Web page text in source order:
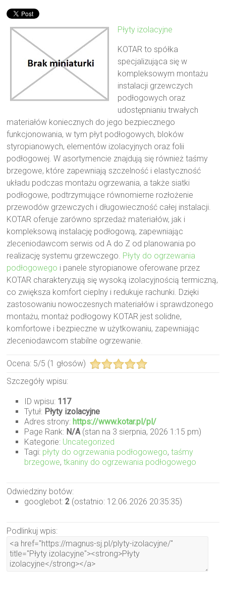
Płyty izolacyjne
KOTAR to spółka
specjalizująca się w
kompleksowym montażu
instalacji grzewczych
podłogowych oraz
udostępnianiu trwałych
materiałów koniecznych do jego bezpiecznego
funkcjonowania, w tym płyt podłogowych, bloków
styropianowych, elementów izolacyjnych oraz folii
podłogowej. W asortymencie znajdują się również taśmy
brzegowe, które zapewniają szczelność i elastyczność
układu podczas montażu ogrzewania, a także siatki
podłogowe, podtrzymujące równomierne rozłożenie
przewodów grzewczych i długowieczność całej instalacji.
KOTAR oferuje zarówno sprzedaż materiałów, jak i
kompleksową instalację podłogową, zapewniając
zleceniodawcom serwis od A do Z od planowania po
realizację systemu grzewczego. Płyty do ogrzewania
podłogowego i panele styropianowe oferowane przez
KOTAR charakteryzują się wysoką izolacyjnością termiczną,
co zwiększa komfort cieplny i redukuje rachunki. Dzięki
zastosowaniu nowoczesnych materiałów i sprawdzonego
montażu, montaż podłogowy KOTAR jest solidne,
komfortowe i bezpieczne w użytkowaniu, zapewniając
zleceniodawcom stabilne ogrzewanie.
Ocena: 5/5 (1 głosów)
Szczegóły wpisu:
ID wpisu: 117
Tytuł: Płyty izolacyjne
Adres strony: https://www.kotar.pl/pl/
Page Rank: N/A(stan na 3 sierpnia, 2026 1:15 pm)
Kategorie: Uncategorized
Tagi: płyty do ogrzewania podłogowego,taśmy
brzegowe,tkaniny do ogrzewania podłogowego
Odwiedziny botów:
googlebot:2 (ostatnio: 12.06.2026 20:35:35)
Podlinkuj wpis: